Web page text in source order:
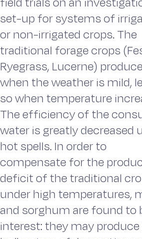
set-up for systems of
or non-irrigated crops. The
traditional forage crops
Ryegrass, Lucerne)
when the weather is mild,
so when temperature
The efficiency of the
water is greatly decreased
hot spells. In order to
compensate for the
deficit of the traditional
under high temperatures,
and sorghum are found to
interest: they may